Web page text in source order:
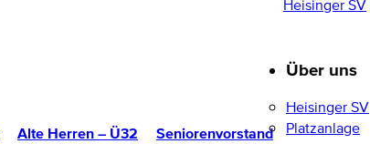
Heisinger SV
Alte Herren – Ü32 Seniorenvorstand
Über uns
Heisinger SV
Platzanlage